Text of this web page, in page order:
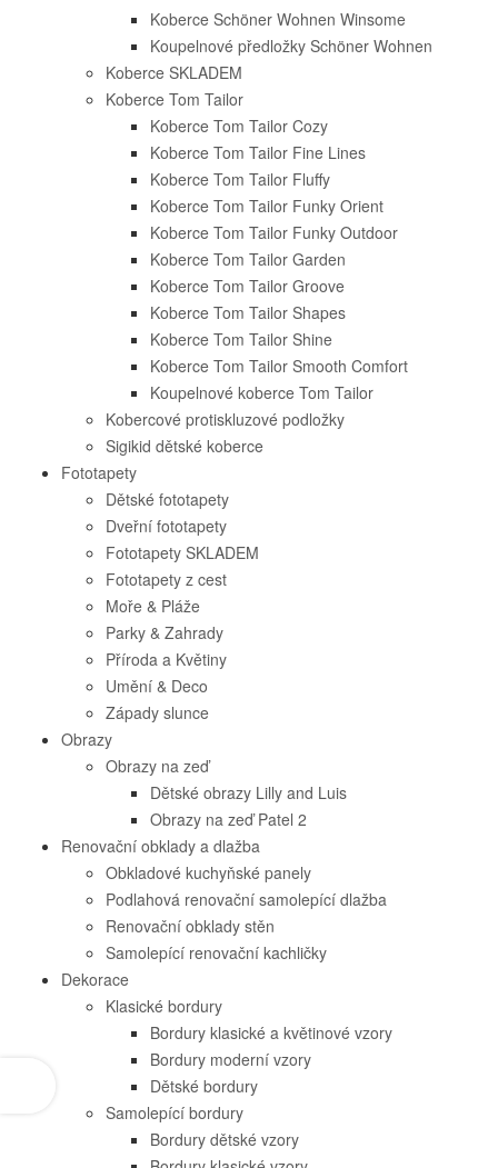
Koberce Schöner Wohnen Winsome
Koupelnové předložky Schöner Wohnen
Koberce SKLADEM
Koberce Tom Tailor
Koberce Tom Tailor Cozy
Koberce Tom Tailor Fine Lines
Koberce Tom Tailor Fluffy
Koberce Tom Tailor Funky Orient
Koberce Tom Tailor Funky Outdoor
Koberce Tom Tailor Garden
Koberce Tom Tailor Groove
Koberce Tom Tailor Shapes
Koberce Tom Tailor Shine
Koberce Tom Tailor Smooth Comfort
Koupelnové koberce Tom Tailor
Kobercové protiskluzové podložky
Sigikid dětské koberce
Fototapety
Dětské fototapety
Dveřní fototapety
Fototapety SKLADEM
Fototapety z cest
Moře & Pláže
Parky & Zahrady
Příroda a Květiny
Umění & Deco
Západy slunce
Obrazy
Obrazy na zeď
Dětské obrazy Lilly and Luis
Obrazy na zeď Patel 2
Renovační obklady a dlažba
Obkladové kuchyňské panely
Podlahová renovační samolepící dlažba
Renovační obklady stěn
Samolepící renovační kachličky
Dekorace
Klasické bordury
Bordury klasické a květinové vzory
Bordury moderní vzory
Dětské bordury
Samolepící bordury
Bordury dětské vzory